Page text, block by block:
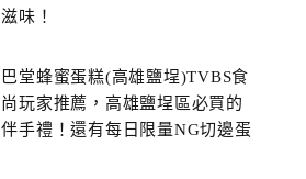
滋味！
巴堂蜂蜜蛋糕(高雄鹽埕)TVBS食
尚玩家推薦，高雄鹽埕區必買的
伴手禮！還有每日限量NG切邊蛋